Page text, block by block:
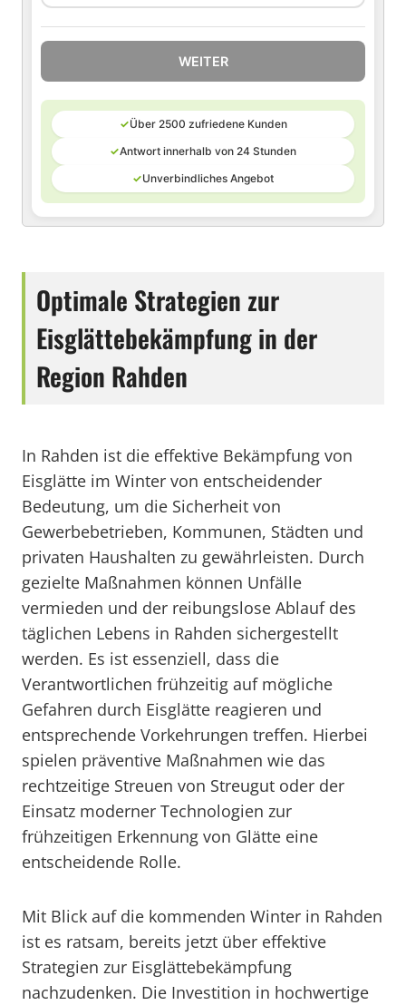
WEITER
✓Über 2500 zufriedene Kunden
✓Antwort innerhalb von 24 Stunden
✓Unverbindliches Angebot
Optimale Strategien zur
Eisglättebekämpfung in der
Region Rahden
In Rahden ist die effektive Bekämpfung von
Eisglätte im Winter von entscheidender
Bedeutung, um die Sicherheit von
Gewerbebetrieben, Kommunen, Städten und
privaten Haushalten zu gewährleisten. Durch
gezielte Maßnahmen können Unfälle
vermieden und der reibungslose Ablauf des
täglichen Lebens in Rahden sichergestellt
werden. Es ist essenziell, dass die
Verantwortlichen frühzeitig auf mögliche
Gefahren durch Eisglätte reagieren und
entsprechende Vorkehrungen treffen. Hierbei
spielen präventive Maßnahmen wie das
rechtzeitige Streuen von Streugut oder der
Einsatz moderner Technologien zur
frühzeitigen Erkennung von Glätte eine
entscheidende Rolle.
Mit Blick auf die kommenden Winter in Rahden
ist es ratsam, bereits jetzt über effektive
Strategien zur Eisglättebekämpfung
nachzudenken. Die Investition in hochwertige